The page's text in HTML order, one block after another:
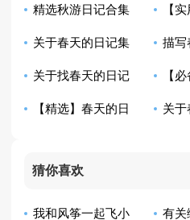
十篇 范文
精选秋游日记合集
八篇
【
汇编9
关于春天的日记集
合7篇
描写
【精】
关于找春天的日记
合集8篇
【
的日
【精选】春天的日 关于
猜你喜欢
我和风筝一起飞小 有关